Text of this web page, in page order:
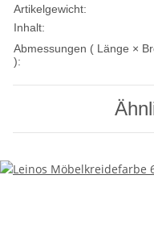
Artikelgewicht:
Inhalt:
Abmessungen ( Länge ×
):